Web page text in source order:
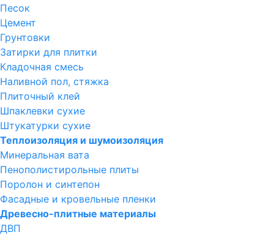
Песок
Цемент
Грунтовки
Затирки для плитки
Кладочная смесь
Наливной пол, стяжка
Плиточный клей
Шпаклевки сухие
Штукатурки сухие
Теплоизоляция и шумоизоляция
Минеральная вата
Пенополистирольные плиты
Поролон и синтепон
Фасадные и кровельные пленки
Древесно-плитные материалы
ДВП